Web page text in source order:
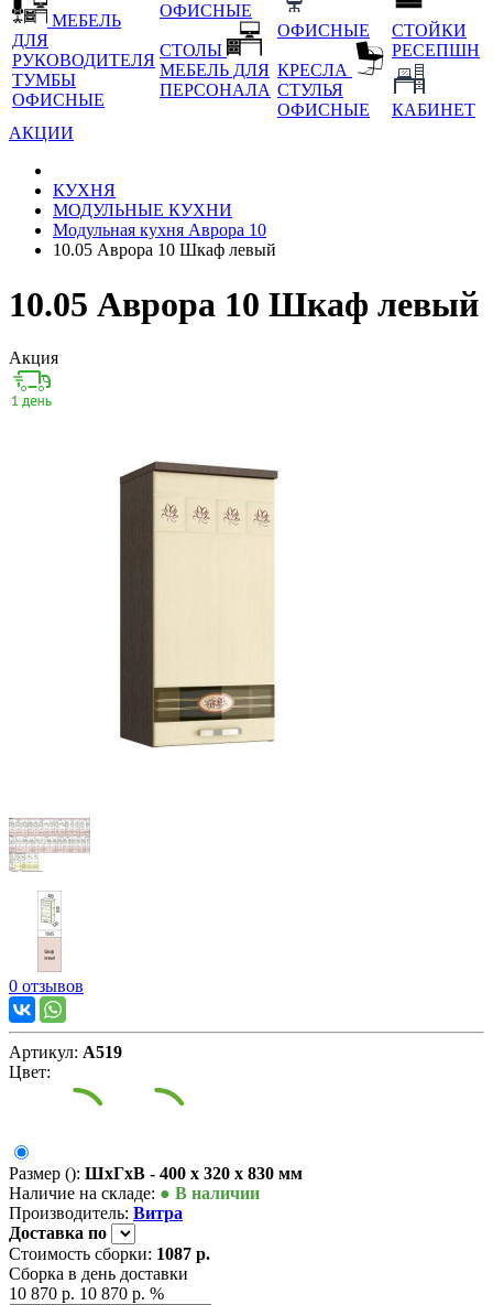
МЕБЕЛЬ
ДЛЯ
РУКОВОДИТЕЛЯ
ТУМБЫ
ОФИСНЫЕ
ОФИСНЫЕ
СТОЛЫ
МЕБЕЛЬ ДЛЯ
ПЕРСОНАЛА
ОФИСНЫЕ
КРЕСЛА
СТУЛЬЯ
ОФИСНЫЕ
СТОЙКИ
РЕСЕПШН
КАБИНЕТ
АКЦИИ
КУХНЯ
МОДУЛЬНЫЕ КУХНИ
Модульная кухня Аврора 10
10.05 Аврора 10 Шкаф левый
10.05 Аврора 10 Шкаф левый
Акция
0 отзывов
Артикул: А519
Цвет:
Размер (): ШxГxВ - 400 x 320 x 830 мм
Наличие на складе: ● В наличии
Производитель: Витра
Доставка по
Стоимость сборки: 1087 р.
Сборка в день доставки
10 870 р. 10 870 р. %